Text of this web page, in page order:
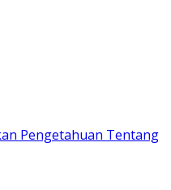
Pengetahuan Tentang